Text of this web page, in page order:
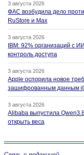
3 августа 2026
ФАС возбудила дело
RuStore и Max
3 августа 2026
IBM: 92% организаций с
контроль доступа
3 августа 2026
Apple оспорила новое
зашифрованным данным
3 августа 2026
Alibaba выпустила
открыть веса